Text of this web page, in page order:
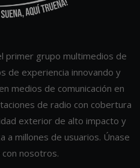
primer grupo multimedios de
de experiencia innovando y
medios de comunicación en
de radio con cobertura
exterior de alto impacto y
a millones de usuarios. Únase
con nosotros.